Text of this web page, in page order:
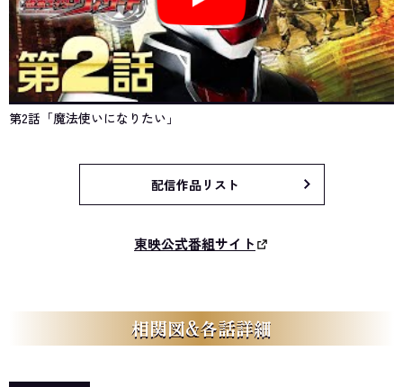
第2話「魔法使いになりたい」
配信作品リスト
東映公式番組サイト
相関図&各話詳細